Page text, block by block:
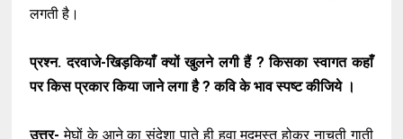
लगती है।
प्रश्न. दरवाजे-खिड़कियाँ क्यों खुलने लगी हैं ? किसका स्वागत कहाँ
पर किस प्रकार किया जाने लगा है ? कवि के भाव स्पष्ट कीजिये ।
उत्तर- मेघों के आने का संदेशा पाते ही हवा मदमस्त होकर नाचती गाती